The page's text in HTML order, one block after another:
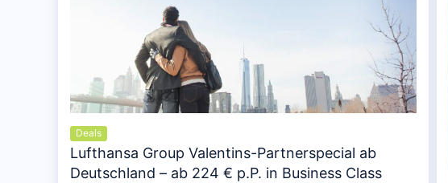
Deals
Lufthansa Group Valentins-Partnerspecial ab
Deutschland – ab 224 € p.P. in Business Class